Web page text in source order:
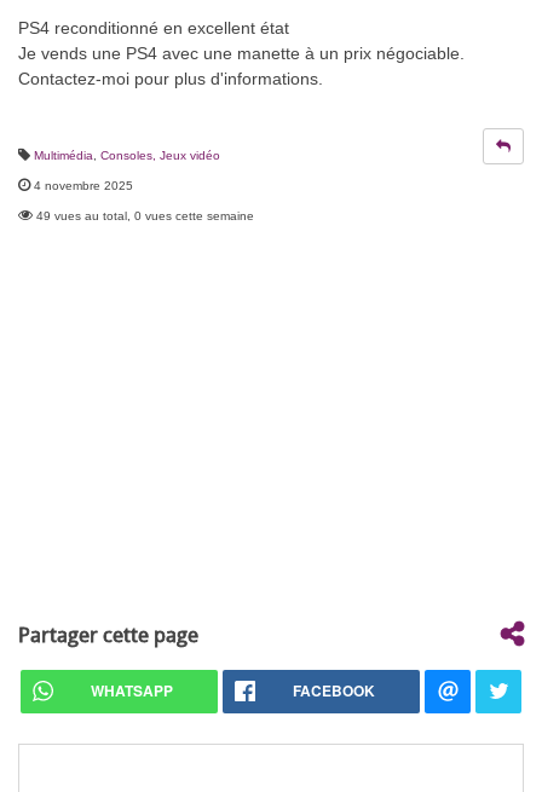
PS4 reconditionné en excellent état
Je vends une PS4 avec une manette à un prix négociable.
Contactez-moi pour plus d'informations.
Multimédia Consoles, Jeux vidéo
4 novembre 2025
49 vues au total, 0 vues cette semaine
Partager cette page
WHATSAPP FACEBOOK